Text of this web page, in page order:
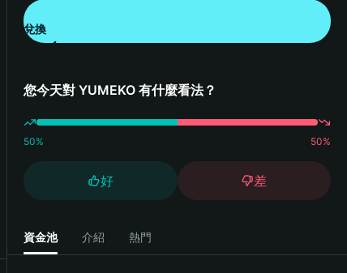
兌換
您今天對 YUMEKO 有什麼看法？
50% 50%
好 差
資金池 介紹 熱門